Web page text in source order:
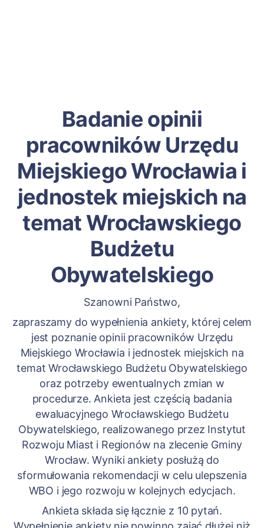
Badanie opinii
pracowników Urzędu
Miejskiego Wrocławia i
jednostek miejskich na
temat Wrocławskiego
Budżetu
Obywatelskiego
Szanowni Państwo,
zapraszamy do wypełnienia ankiety, której celem
jest poznanie opinii pracowników Urzędu
Miejskiego Wrocławia i jednostek miejskich na
temat Wrocławskiego Budżetu Obywatelskiego
oraz potrzeby ewentualnych zmian w
procedurze. Ankieta jest częścią badania
ewaluacyjnego Wrocławskiego Budżetu
Obywatelskiego, realizowanego przez Instytut
Rozwoju Miast i Regionów na zlecenie Gminy
Wrocław. Wyniki ankiety posłużą do
sformułowania rekomendacji w celu ulepszenia
WBO i jego rozwoju w kolejnych edycjach.
Ankieta składa się łącznie z 10 pytań.